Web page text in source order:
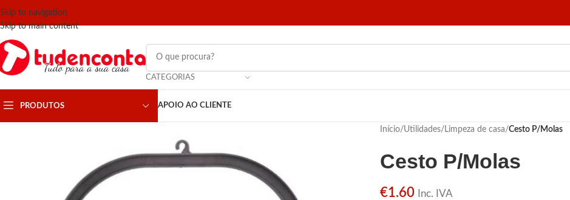
Skip to navigation
Skip to main content
CATEGORIAS
PRODUTOS APOIO AO CLIENTE
Início/Utilidades/ Limpeza de casa/Cesto P/Molas
Cesto P/Molas
€1.60 Inc. IVA